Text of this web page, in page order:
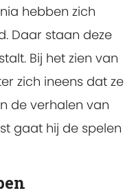
hebben zich
Daar staan deze
Bij het zien van
zich ineens dat ze
de verhalen van
gaat hij de spelen